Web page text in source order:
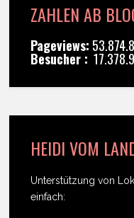
ZAHLEN AB
Pageviews:
Besucher :
HEIDI VOM
Unterstützung von
einfach: